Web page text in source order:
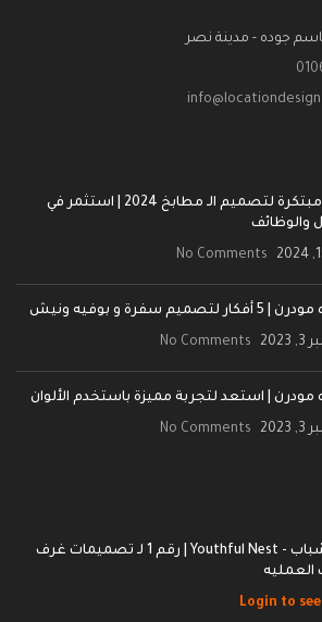
أفكار مبتكرة لتصميم الـ مطابخ 2024 | استثمر في
والوظائف
No Comments
لتصميم سفرة و بوفيه ونيش
No Comments
| استعد لتجربة مميزة باستخدم الألوان
No Comments
غرفة شباب - Youthful Nest | رقم 1 لـ تصميمات غرف
العمليه
Login to